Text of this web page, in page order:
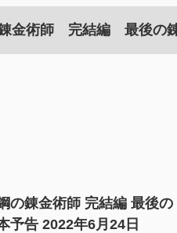
金術師 完結編 最後の
の錬金術師 完結編 最後の
予告 2022年6月24日